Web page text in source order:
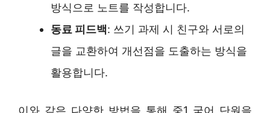
방식으로 노트를 작성합니다.
동료 피드백: 쓰기 과제 시 친구와 서로의
글을 교환하여 개선점을 도출하는 방식을
활용합니다.
이와 같은 다양한 방법을 통해 중1 국어 단원을